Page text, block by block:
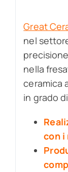
Great
nel
nella
ceramica
in grado
con i